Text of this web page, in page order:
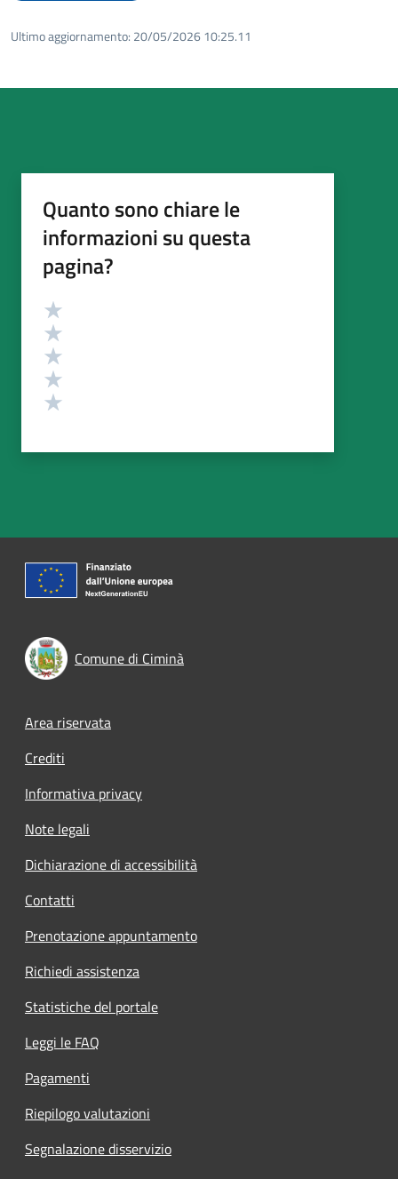
Ultimo aggiornamento: 20/05/2026 10:25.11
Quanto sono chiare le
informazioni su questa
pagina?
Valutazione
Comune di Ciminà
Footer menu
Area riservata
Crediti
Informativa privacy
Note legali
Dichiarazione di accessibilità
Contatti
Prenotazione appuntamento
Richiedi assistenza
Statistiche del portale
Leggi le FAQ
Pagamenti
Riepilogo valutazioni
Segnalazione disservizio